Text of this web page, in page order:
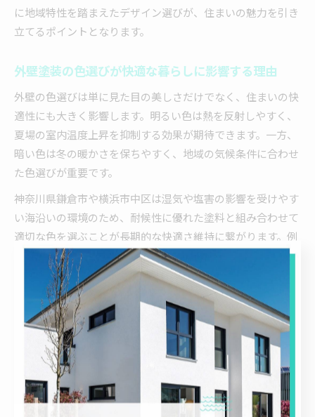
に地域特性を踏まえたデザイン選びが、住まいの魅力を引き
立てるポイントとなります。
外壁塗装の色選びが快適な暮らしに影響する理由
外壁の色選びは単に見た目の美しさだけでなく、住まいの快
適性にも大きく影響します。明るい色は熱を反射しやすく、
夏場の室内温度上昇を抑制する効果が期待できます。一方、
暗い色は冬の暖かさを保ちやすく、地域の気候条件に合わせ
た色選びが重要です。
神奈川県鎌倉市や横浜市中区は湿気や塩害の影響を受けやす
い海沿いの環境のため、耐候性に優れた塗料と組み合わせて
適切な色を選ぶことが長期的な快適さ維持に繋がります。例
えば、遮熱機能を持つ淡いトーンの塗料を選ぶことで、省エ
ネ効果も期待できるでしょう。
外壁塗装の人気デザインで資産価値を高める効果
外壁塗装のデザインは住宅の資産価値を左右する重要な要素
です。特に神奈川県鎌倉市や横浜市中区のような人気エリア
では、美観と耐久性を兼ね備えた外壁が資産価値の維持・向
上に直結します。トレンドを取り入れた人気デザインは、再